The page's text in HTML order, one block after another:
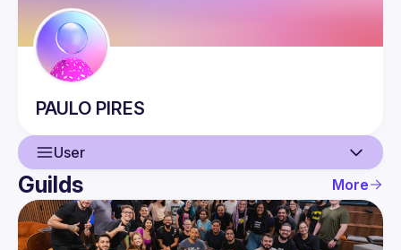
PAULO PIRES
User
User
Events
Guilds More